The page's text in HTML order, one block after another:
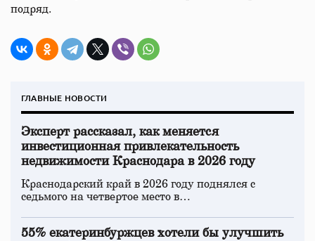
подряд.
ГЛАВНЫЕ НОВОСТИ
Эксперт рассказал, как меняется
инвестиционная привлекательность
недвижимости Краснодара в 2026 году
Краснодарский край в 2026 году поднялся с
седьмого на четвертое место в…
55% екатеринбуржцев хотели бы улучшить